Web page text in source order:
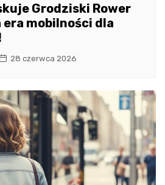
Grodziski Rower
era mobilności dla
28 czerwca 2026